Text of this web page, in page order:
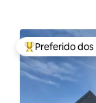
Entre os
Preferido